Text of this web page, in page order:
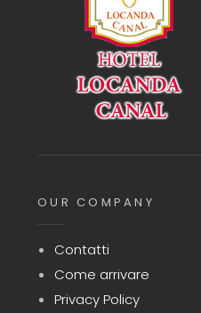
OUR COMPANY
Contatti
Come arrivare
Privacy Policy